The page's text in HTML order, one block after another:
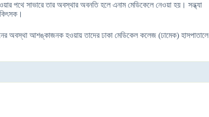
পথে সাভারে তার অবস্থার অবনতি হলে এনাম মেডিকেলে নেওয়া হয়। সন্ধ্যা
অবস্থা আশঙ্কাজনক হওয়ায় তাদের ঢাকা মেডিকেল কলেজ (ঢামেক) হাসপাতালে